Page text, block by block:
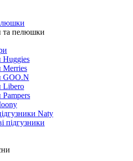
та пелюшки
Huggies
Merries
GOO.N
Libero
Pampers
Naty
підгузники